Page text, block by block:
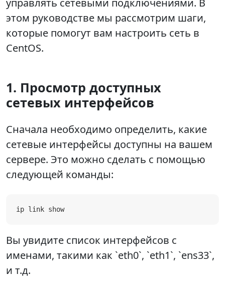
управлять сетевыми подключениями. В
этом руководстве мы рассмотрим шаги,
которые помогут вам настроить сеть в
CentOS.
1. Просмотр доступных
сетевых интерфейсов
Сначала необходимо определить, какие
сетевые интерфейсы доступны на вашем
сервере. Это можно сделать с помощью
следующей команды:
ip link show
Вы увидите список интерфейсов с
именами, такими как `eth0`, `eth1`, `ens33`,
и т.д.